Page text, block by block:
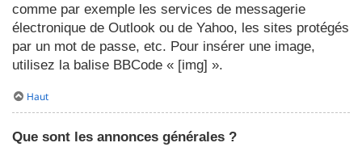
comme par exemple les services de messagerie
électronique de Outlook ou de Yahoo, les sites protégés
par un mot de passe, etc. Pour insérer une image,
utilisez la balise BBCode « [img] ».
Haut
Que sont les annonces générales ?